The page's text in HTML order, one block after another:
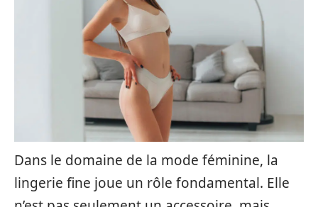
Dans le domaine de la mode féminine, la
lingerie fine joue un rôle fondamental. Elle